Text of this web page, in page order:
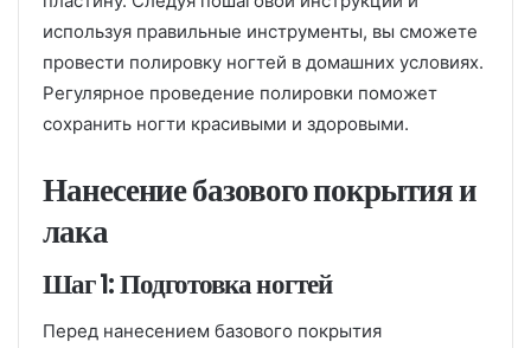
используя правильные инструменты, вы сможете
провести полировку ногтей в домашних условиях.
Регулярное проведение полировки поможет
сохранить ногти красивыми и здоровыми.
Нанесение базового покрытия и
лака
Шаг 1: Подготовка ногтей
Перед нанесением базового покрытия